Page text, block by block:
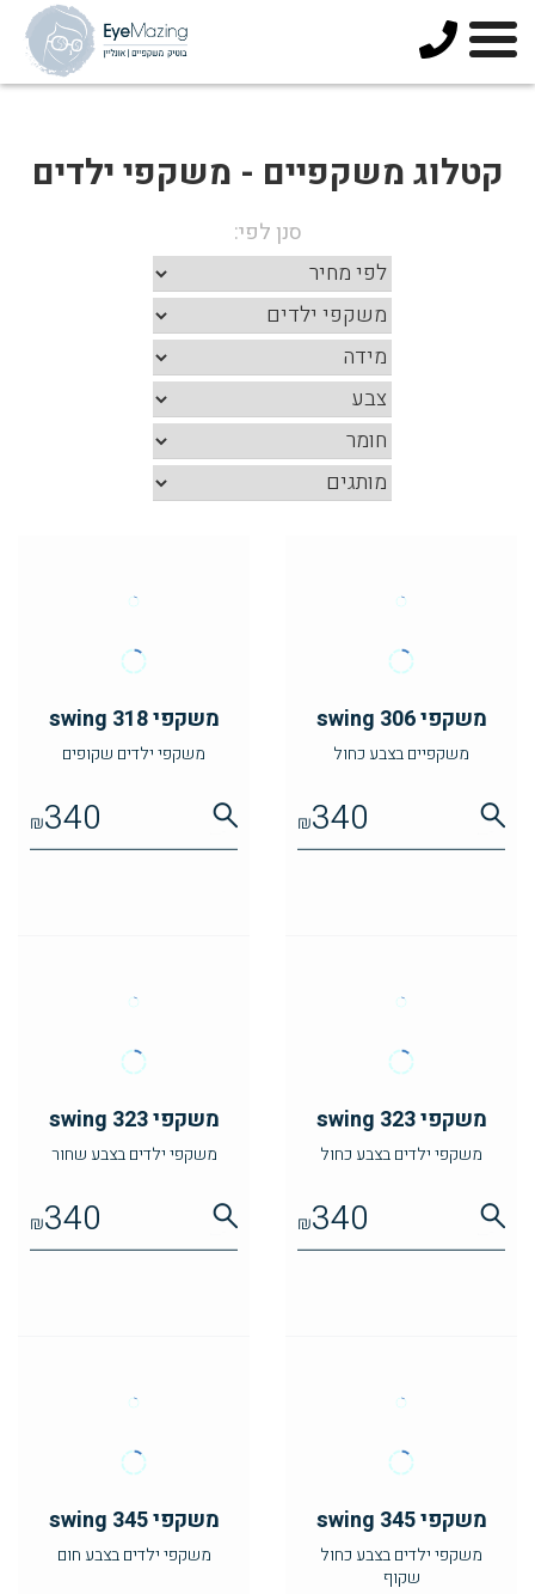
3744678
קטלוג משקפיים - משקפי ילדים
סנן לפי:
משקפי swing 306
משקפיים בצבע כחול
₪340
משקפי swing 318
משקפי ילדים שקופים
₪340
משקפי swing 323
משקפי ילדים בצבע כחול
₪340
משקפי swing 323
משקפי ילדים בצבע שחור
₪340
משקפי swing 345
משקפי ילדים בצבע כחול
שקוף
משקפי swing 345
משקפי ילדים בצבע חום